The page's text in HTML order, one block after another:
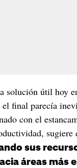
solución útil hoy
final parecía
con el
sugiere
sus
áreas más